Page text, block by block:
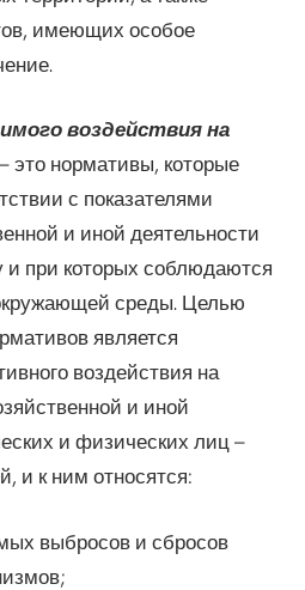
имеющих особое
воздействия на
– это нормативы, которые
с показателями
и иной деятельности
при которых соблюдаются
среды. Целью
является
воздействия на
и иной
и физических лиц –
и к ним относятся:
выбросов и сбросов